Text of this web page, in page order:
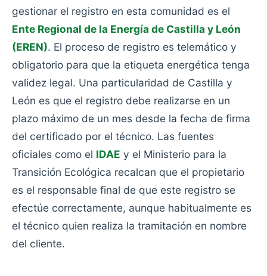
gestionar el registro en esta comunidad es el
Ente Regional de la Energía de Castilla y León
(EREN). El proceso de registro es telemático y
obligatorio para que la etiqueta energética tenga
validez legal. Una particularidad de Castilla y
León es que el registro debe realizarse en un
plazo máximo de un mes desde la fecha de firma
del certificado por el técnico. Las fuentes
oficiales como el IDAE y el Ministerio para la
Transición Ecológica recalcan que el propietario
es el responsable final de que este registro se
efectúe correctamente, aunque habitualmente es
el técnico quien realiza la tramitación en nombre
del cliente.